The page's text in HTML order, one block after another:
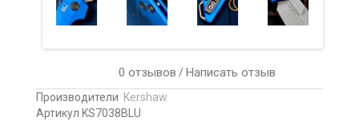
0 отзывов /Написать отзыв
Производители Kershaw
Артикул KS7038BLU